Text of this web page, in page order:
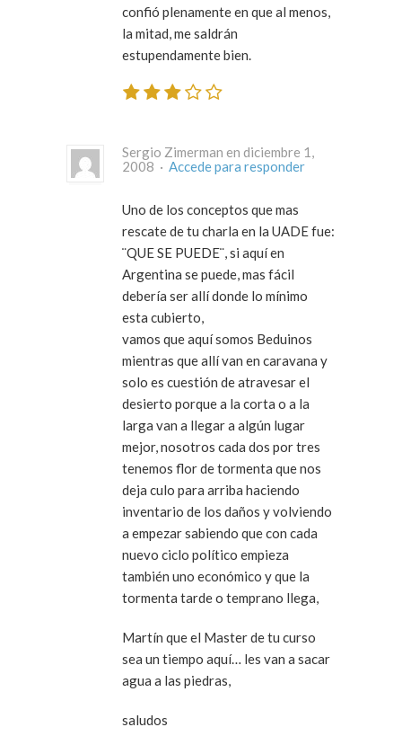
confió plenamente en que al menos,
la mitad, me saldrán
estupendamente bien.
Sergio Zimerman en diciembre 1,
2008 · Accede para responder
Uno de los conceptos que mas
rescate de tu charla en la UADE fue:
¨QUE SE PUEDE¨, si aquí en
Argentina se puede, mas fácil
debería ser allí donde lo mínimo
esta cubierto,
vamos que aquí somos Beduinos
mientras que allí van en caravana y
solo es cuestión de atravesar el
desierto porque a la corta o a la
larga van a llegar a algún lugar
mejor, nosotros cada dos por tres
tenemos flor de tormenta que nos
deja culo para arriba haciendo
inventario de los daños y volviendo
a empezar sabiendo que con cada
nuevo ciclo político empieza
también uno económico y que la
tormenta tarde o temprano llega,
Martín que el Master de tu curso
sea un tiempo aquí… les van a sacar
agua a las piedras,
saludos